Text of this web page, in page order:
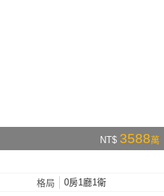
NT$ 3588萬
格局 0房1廳1衛